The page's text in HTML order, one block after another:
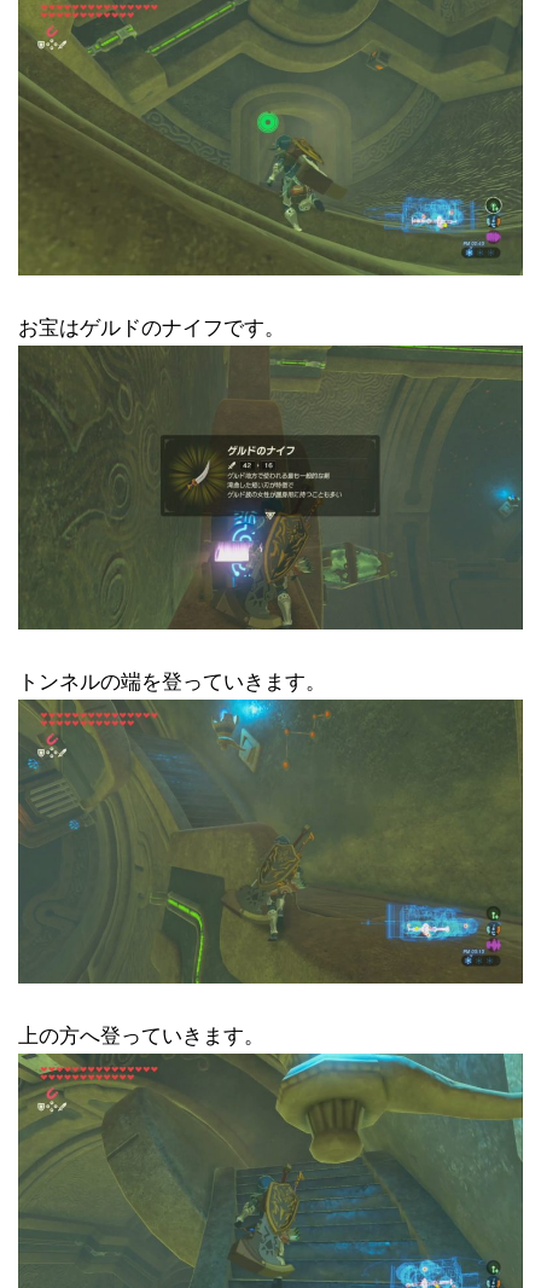
お宝はゲルドのナイフです。
トンネルの端を登っていきます。
上の方へ登っていきます。